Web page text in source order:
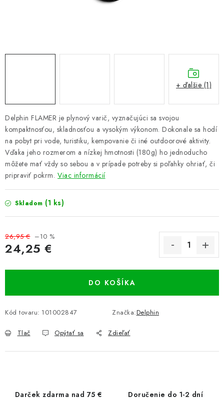
PRÍVLAČ
PRÚTY
KONTAKTY
ZNAČKY
Delphin FLAMER je plynový varič, vyznačujúci sa svojou
kompaktnosťou, skladnosťou a vysokým výkonom. Dokonale sa hodí
na pobyt pri vode, turistiku, kempovanie či iné outdoorové aktivity.
Vďaka jeho rozmerom a nízkej hmotnosti (180g) ho jednoducho
môžete mať vždy so sebou a v prípade potreby si poľahky ohriať, či
pripraviť pokrm. Viac informácií
Skladom (1 ks)
26,95 € –10 %
24,25 €
DO KOŠÍKA
Kód tovaru: 101002847 Značka:Delphin
Tlač Opýtať sa Zdieľať
+ ďalšie (1)
Darček zdarma nad 75 € Doručenie do 1-2 dní